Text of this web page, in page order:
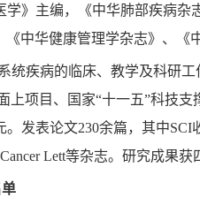
学》主编，《中华肺部疾病杂
《中华健康管理学杂志》、 《
统疾病的临床、教学及科研
上项目、国家“十一五”科技
。发表论文230余篇，其中SCI
Cancer Lett等杂志。研究成果获